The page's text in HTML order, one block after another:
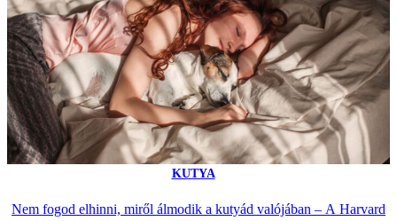
KUTYA
Nem fogod elhinni, miről álmodik a kutyád valójában – A Harvard